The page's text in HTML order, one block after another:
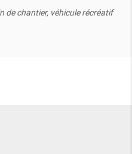
de chantier, véhicule récréatif